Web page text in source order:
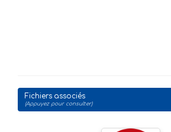
Fichiers associés
(Appuyez pour consulter)